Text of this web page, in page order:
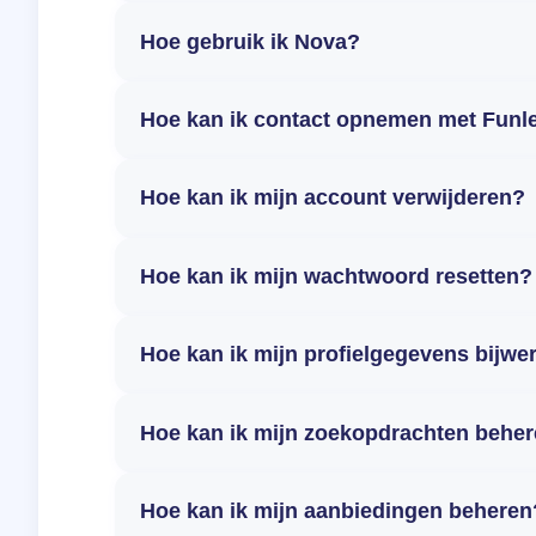
Hoe gebruik ik Nova?
Hoe kan ik contact opnemen met
Hoe kan ik mijn account verwijderen?
Hoe kan ik mijn wachtwoord resetten?
Hoe kan ik mijn profielgegevens
Hoe kan ik mijn zoekopdrachten
Hoe kan ik mijn aanbiedingen